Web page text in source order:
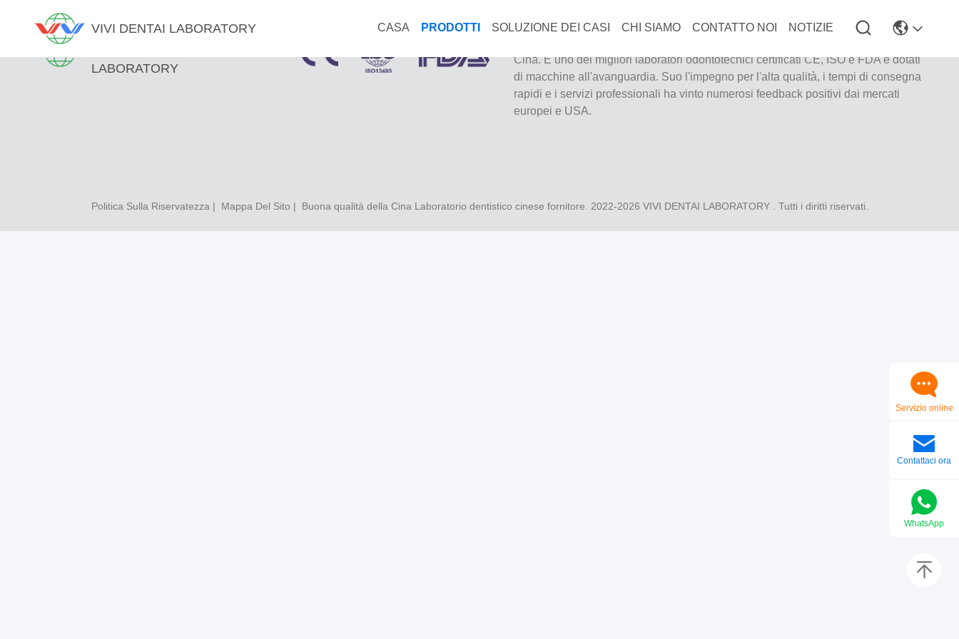
VIVI DENTAI LABORATORY CASA PRODOTTI SOLUZIONE DEI CASI CHI SIAMO CONTATTO NOI NOTIZIE
LABORATORY
Cina. È uno dei migliori laboratori odontotecnici certificati CE, ISO e FDA e dotati
di macchine all'avanguardia. Suo l'impegno per l'alta qualità, i tempi di consegna
rapidi e i servizi professionali ha vinto numerosi feedback positivi dai mercati
europei e USA.
Politica Sulla Riservatezza | Mappa Del Sito | Buona qualità della Cina Laboratorio dentistico cinese fornitore. 2022-2026 VIVI DENTAI LABORATORY. Tutti i diritti riservati.
Servizio online
Contattaci ora
WhatsApp